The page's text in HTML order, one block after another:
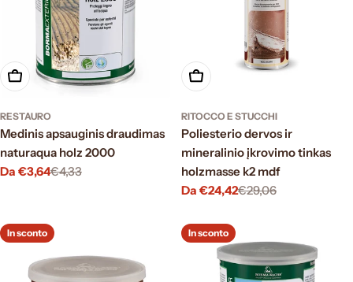
Scegli le opzioni
RESTAURO
Medinis apsauginis draudimas
naturaqua holz 2000
Prezzo
Da €3,64
Prezzo
€4,33
Scegli le opzioni
RITOCCO E STUCCHI
Poliesterio dervos ir
mineralinio įkrovimo tinkas
holzmasse k2 mdf
Prezzo
vendita
Da €24,42
Prezzo
€29,06
In sconto In sconto